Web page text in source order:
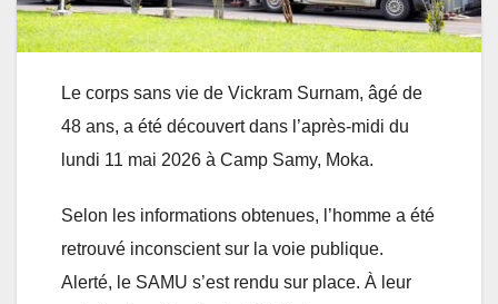
Le corps sans vie de Vickram Surnam, âgé de
48 ans, a été découvert dans l’après-midi du
lundi 11 mai 2026 à Camp Samy, Moka.
Selon les informations obtenues, l’homme a été
retrouvé inconscient sur la voie publique.
Alerté, le SAMU s’est rendu sur place. À leur